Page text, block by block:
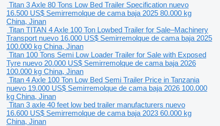
Titan 3 Axle 80 Tons Low Bed Trailer Specification nuevo
16.500 US$ Semirremolque de cama baja 2025 80.000 kg
China, Jinan
Titan TITAN 4 Axle 100 Ton Lowbed Trailer for Sale–Machinery
Transport nuevo 16.000 US$ Semirremolque de cama baja 2025
100.000 kg China, Jinan
Titan 100 Tons Semi Low Loader Trailer for Sale with Exposed
Tyre nuevo 20.000 US$ Semirremolque de cama baja 2026
100.000 kg China, Jinan
Titan 4 Axle 100 Ton Low Bed Semi Trailer Price in Tanzania
nuevo 19.000 US$ Semirremolque de cama baja 2026 100.000
kg China, Jinan
Titan 3 axle 40 feet low bed trailer manufacturers nuevo
16.600 US$ Semirremolque de cama baja 2023 60.000 kg
China, Jinan